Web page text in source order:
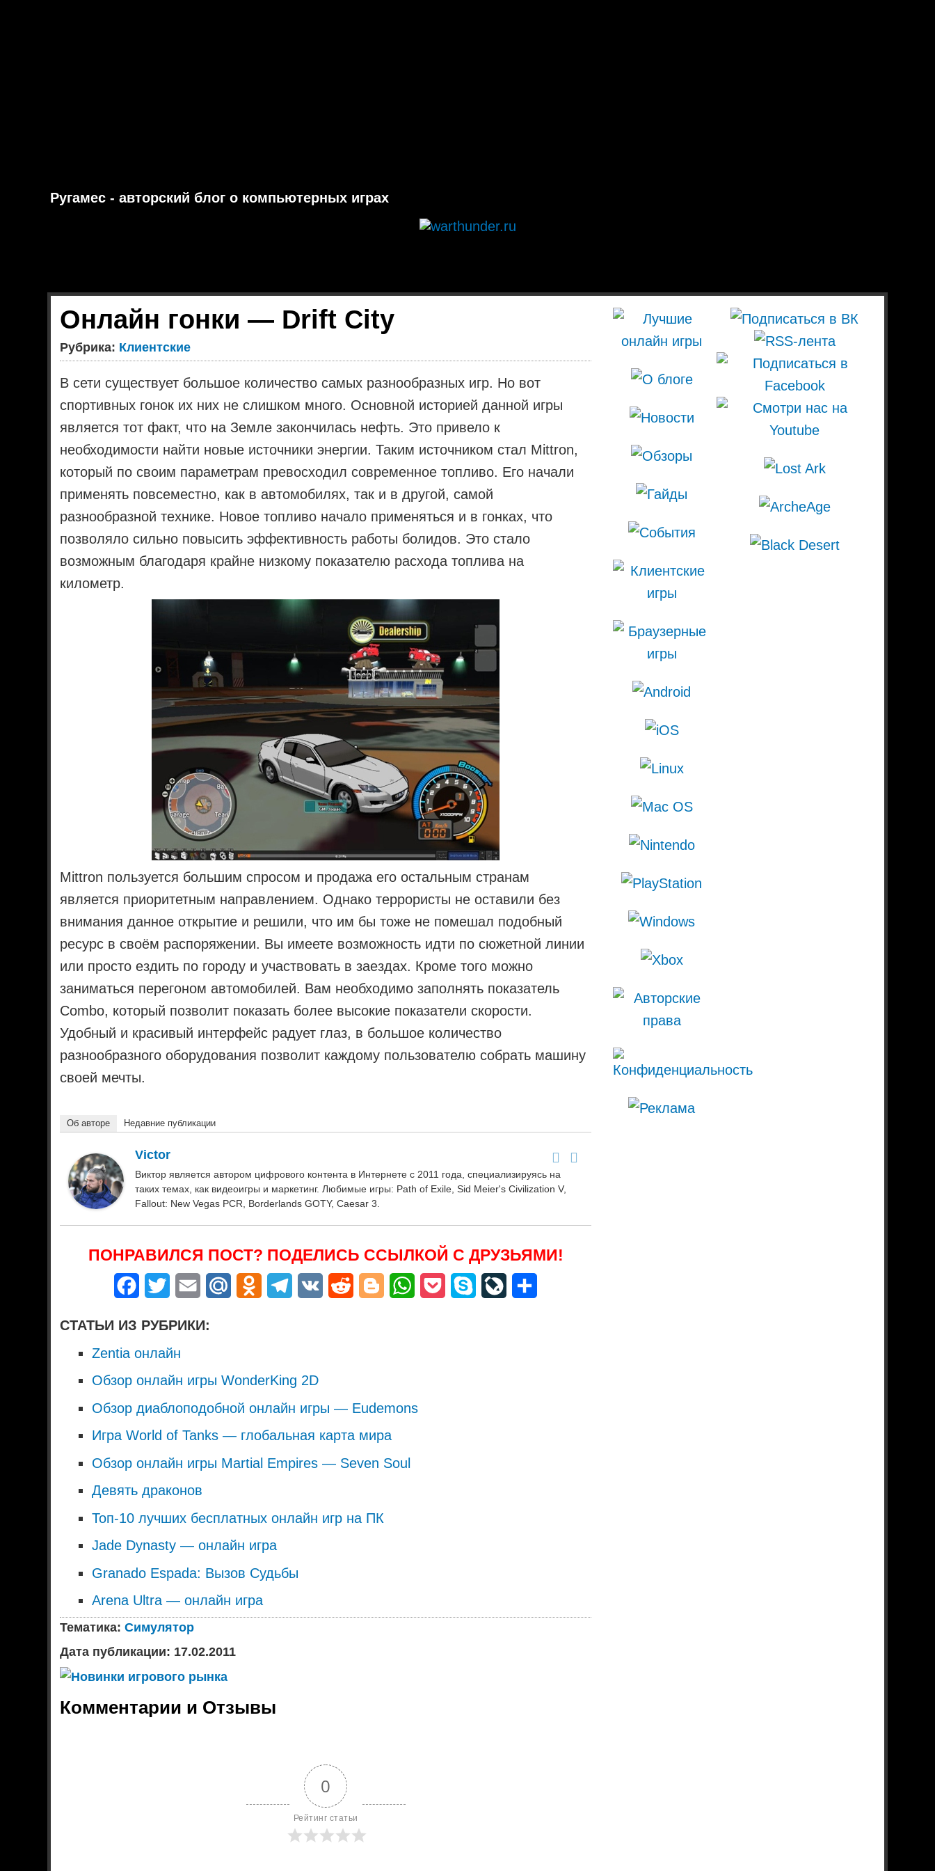
Ругамес - авторский блог о компьютерных играх
Онлайн гонки — Drift City
Рубрика: Клиентские
В сети существует большое количество самых разнообразных игр. Но вот
спортивных гонок их них не слишком много. Основной историей данной игры
является тот факт, что на Земле закончилась нефть. Это привело к
необходимости найти новые источники энергии. Таким источником стал Mittron,
который по своим параметрам превосходил современное топливо. Его начали
применять повсеместно, как в автомобилях, так и в другой, самой
разнообразной технике. Новое топливо начало применяться и в гонках, что
позволяло сильно повысить эффективность работы болидов. Это стало
возможным благодаря крайне низкому показателю расхода топлива на
километр.
Mittron пользуется большим спросом и продажа его остальным странам
является приоритетным направлением. Однако террористы не оставили без
внимания данное открытие и решили, что им бы тоже не помешал подобный
ресурс в своём распоряжении. Вы имеете возможность идти по сюжетной линии
или просто ездить по городу и участвовать в заездах. Кроме того можно
заниматься перегоном автомобилей. Вам необходимо заполнять показатель
Combo, который позволит показать более высокие показатели скорости.
Удобный и красивый интерфейс радует глаз, в большое количество
разнообразного оборудования позволит каждому пользователю собрать машину
своей мечты.
Об авторе Недавние публикации
Victor
Виктор является автором цифрового контента в Интернете с 2011 года, специализируясь на
таких темах, как видеоигры и маркетинг. Любимые игры: Path of Exile, Sid Meier's Civilization V,
Fallout: New Vegas PCR, Borderlands GOTY, Caesar 3.
ПОНРАВИЛСЯ ПОСТ? ПОДЕЛИСЬ ССЫЛКОЙ С ДРУЗЬЯМИ!
Facebook
Twitter Email Mail.Ru Odnoklassniki
Telegram
VK Reddit Blogger WhatsApp
Pocket Skype LiveJournal
СТАТЬИ ИЗ РУБРИКИ:
Zentia онлайн
Обзор онлайн игры WonderKing 2D
Обзор диаблоподобной онлайн игры — Eudemons
Игра World of Tanks — глобальная карта мира
Обзор онлайн игры Martial Empires — Seven Soul
Девять драконов
Топ-10 лучших бесплатных онлайн игр на ПК
Jade Dynasty — онлайн игра
Granado Espada: Вызов Судьбы
Arena Ultra — онлайн игра
Тематика:Симулятор
Дата публикации: 17.02.2011
Комментарии и Отзывы
0
Рейтинг статьи